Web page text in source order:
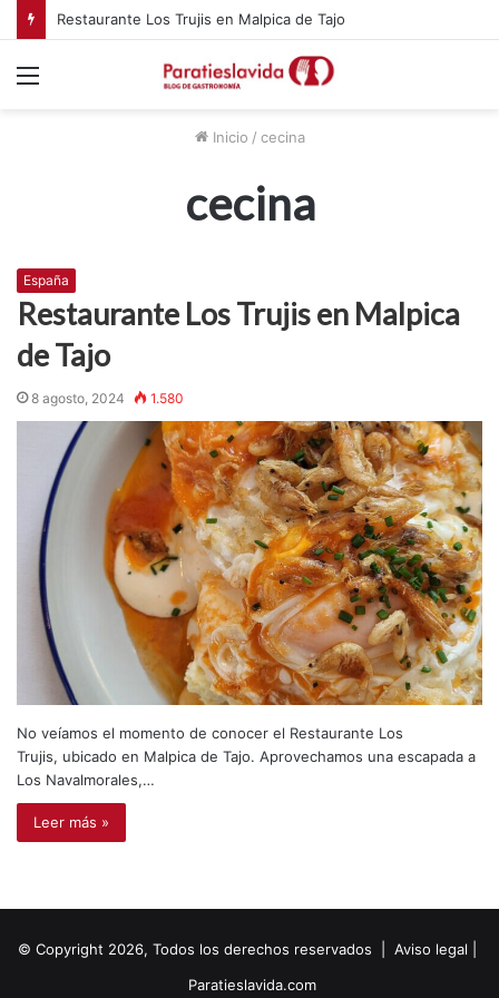
Restaurante Los Trujis en Malpica de Tajo
Inicio / cecina
cecina
España
Restaurante Los Trujis en Malpica
de Tajo
8 agosto, 2024 1.580
No veíamos el momento de conocer el Restaurante Los
Trujis, ubicado en Malpica de Tajo. Aprovechamos una escapada a
Los Navalmorales,…
Leer más »
© Copyright 2026, Todos los derechos reservados | Aviso legal
Paratieslavida.com